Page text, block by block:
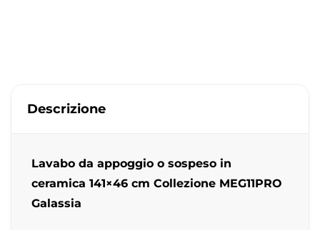
Descrizione
Lavabo da appoggio o sospeso in
ceramica 141×46 cm Collezione MEG11PRO
Galassia